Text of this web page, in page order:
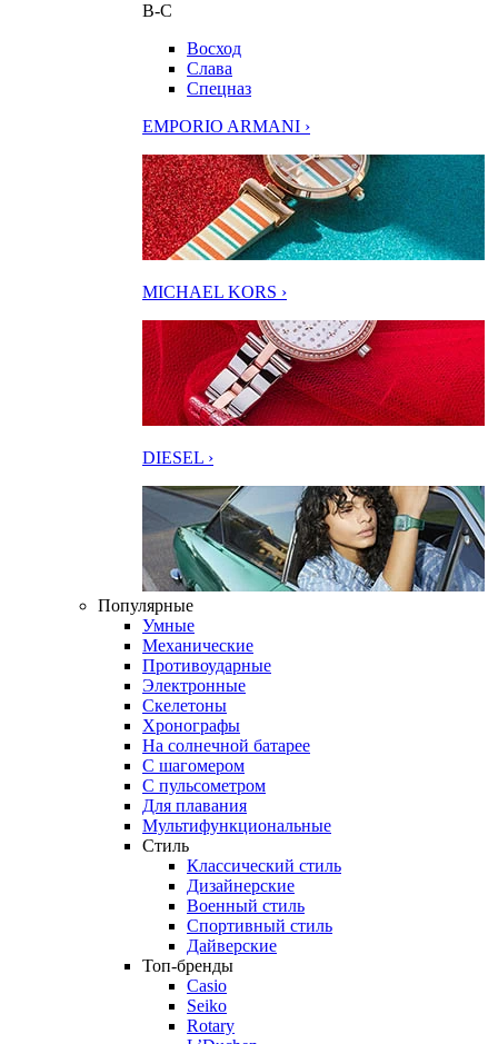
В-С
Восход
Слава
Спецназ
EMPORIO ARMANI ›
MICHAEL KORS ›
DIESEL ›
Популярные
Умные
Механические
Противоударные
Электронные
Скелетоны
Хронографы
На солнечной батарее
С шагомером
С пульсометром
Для плавания
Мультифункциональные
Стиль
Классический стиль
Дизайнерские
Военный стиль
Спортивный стиль
Дайверские
Топ-бренды
Casio
Seiko
Rotary